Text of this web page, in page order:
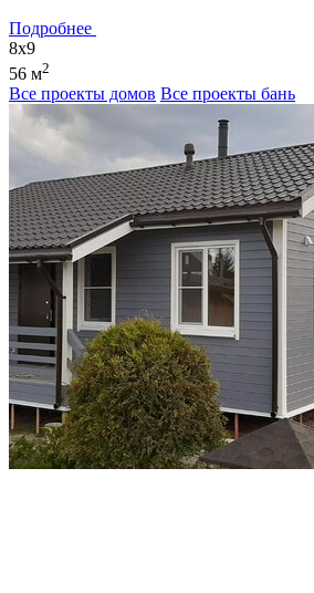
Подробнее
8x9
56 м2
Все проекты домов Все проекты бань